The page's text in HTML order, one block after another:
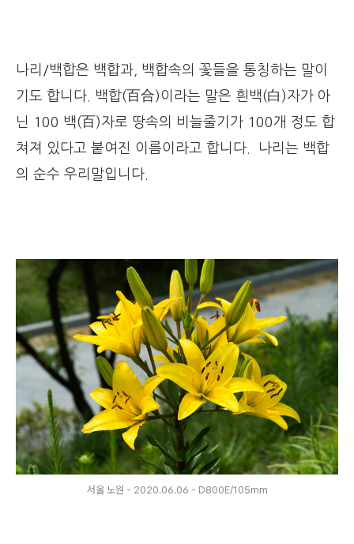
나리/백합은 백합과, 백합속의 꽃들을 통칭하는 말이
기도 합니다. 백합(百合)이라는 말은 흰백(白)자가 아
닌 100 백(百)자로 땅속의 비늘줄기가 100개 정도 합
쳐져 있다고 붙여진 이름이라고 합니다. 나리는 백합
의 순수 우리말입니다.
서울 노원 - 2020.06.06 - D800E/105mm